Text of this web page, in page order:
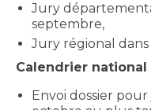
Jury
septembre,
Jury régional dans
Calendrier national
Envoi dossier